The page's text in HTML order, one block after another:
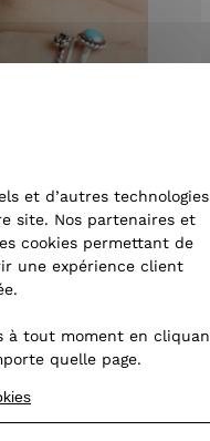
accessoires
spécialement
un
ces bijoux
parven...
et d’autres technologies
site. Nos partenaires et
cookies permettant de
une expérience client
à tout moment en
quelle page.